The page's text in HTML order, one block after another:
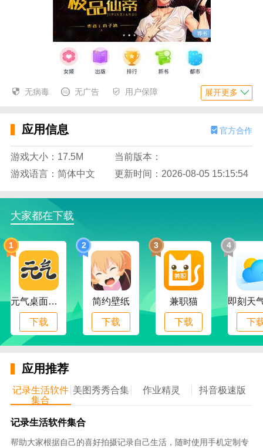
即时阅读和免费阅读的应用功能:
1.专属服务，将为用户提供优质的小说服务，满足小说
阅读的实际需求。
来掌握小说的质量。
3.情节分析。这里还提供专业的地块分析服务，可以对
4、在线筛选，根据自己的实际阅读喜好等。，更是在
无病毒 无广告 用户保障 展开更多
应用信息 官方合作
游戏大小：17.5M
当前版本：
游戏语言：简体中文
更新时间：2026-08-05 15:15:54
大家都在下载
1
元气桌面下载
下载
2
简约壁纸
下载
3
兼职猫
下载
4
下
应用推荐
记录生活软件
集合
美图秀秀合集 作业精灵 抖音极速版
记录生活软件集合
帮助大家根据自己的喜好拍摄记录自己生活，随时使用手机定制专